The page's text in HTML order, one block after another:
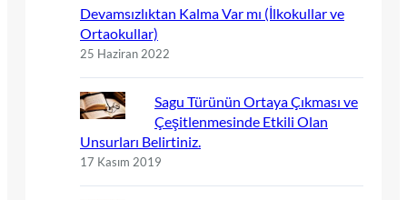
Devamsızlıktan Kalma Var mı (İlkokullar ve
Ortaokullar)
25 Haziran 2022
Sagu Türünün Ortaya Çıkması ve
Çeşitlenmesinde Etkili Olan
Unsurları Belirtiniz.
17 Kasım 2019